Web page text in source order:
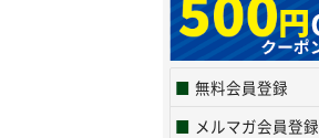
無料会員登録
メルマガ会員登録